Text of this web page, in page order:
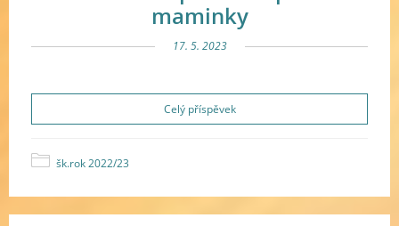
maminky
17. 5. 2023
Celý příspěvek
šk.rok 2022/23